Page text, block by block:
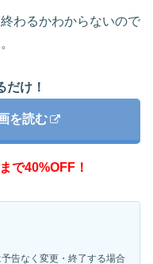
わるかわからないので
だけ！
を読む
で40%OFF！
告なく変更・ 終了する場合